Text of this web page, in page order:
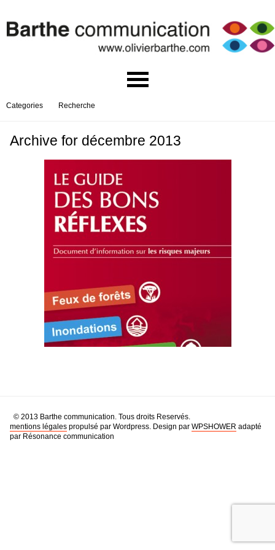
Categories Recherche
Archive for décembre 2013
© 2013 Barthe communication. Tous droits Reservés.
mentions légales propulsé par Wordpress. Design par WPSHOWER adapté
par Résonance communication